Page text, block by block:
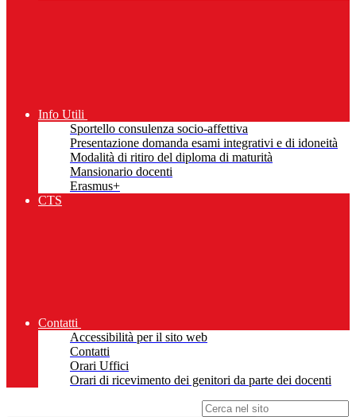
Info Utili
Sportello consulenza socio-affettiva
Presentazione domanda esami integrativi e di idoneità
Modalità di ritiro del diploma di maturità
Mansionario docenti
Erasmus+
CTS
Contatti
Accessibilità per il sito web
Contatti
Orari Uffici
Orari di ricevimento dei genitori da parte dei docenti